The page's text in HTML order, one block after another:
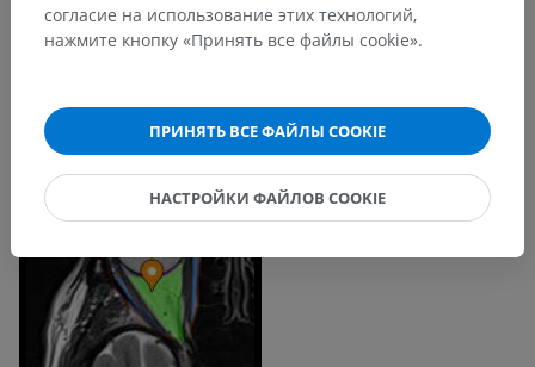
согласие на использование этих технологий,
нажмите кнопку «Принять все файлы cookie».
ПРИНЯТЬ ВСЕ ФАЙЛЫ COOKIE
НАСТРОЙКИ ФАЙЛОВ COOKIE